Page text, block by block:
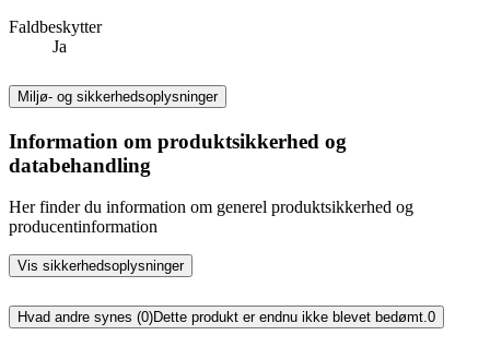
Faldbeskytter
Ja
Miljø- og sikkerhedsoplysninger
Information om produktsikkerhed og
databehandling
Her finder du information om generel produktsikkerhed og
producentinformation
Vis sikkerhedsoplysninger
Hvad andre synes (0)Dette produkt er endnu ikke blevet bedømt.0